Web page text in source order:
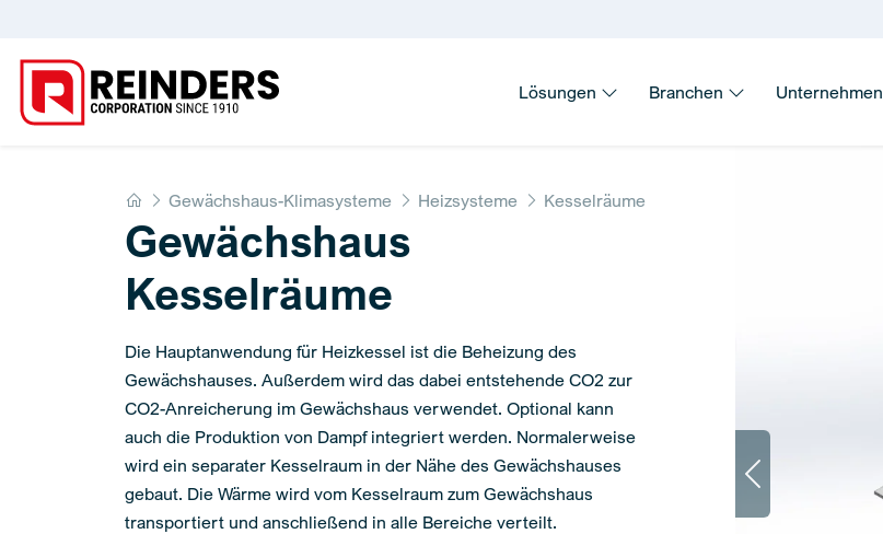
Lösungen Branchen Unternehmen
Home
Gewächshaus-Klimasysteme Heizsysteme Kesselräume
Gewächshaus
Kesselräume
Die Hauptanwendung für Heizkessel ist die Beheizung des
Gewächshauses. Außerdem wird das dabei entstehende CO2 zur
CO2-Anreicherung im Gewächshaus verwendet. Optional kann
auch die Produktion von Dampf integriert werden. Normalerweise
wird ein separater Kesselraum in der Nähe des Gewächshauses
gebaut. Die Wärme wird vom Kesselraum zum Gewächshaus
transportiert und anschließend in alle Bereiche verteilt.
Previous